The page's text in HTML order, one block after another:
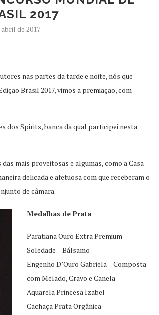
2017
abril de 2017
nas partes da tarde e noite, nós que
Brasil 2017, vimos a premiação, com
dos Spirits, banca da qual participei nesta
mais proveitosas e algumas, como a Casa
delicada e afetuosa com que receberam o
de câmara.
Medalhas de Prata
Paratiana Ouro Extra Premium
Soledade – Bálsamo
Engenho D’Ouro Gabriela – Composta
com Melado, Cravo e Canela
Aquarela Princesa Izabel
Cachaça Prata Orgânica